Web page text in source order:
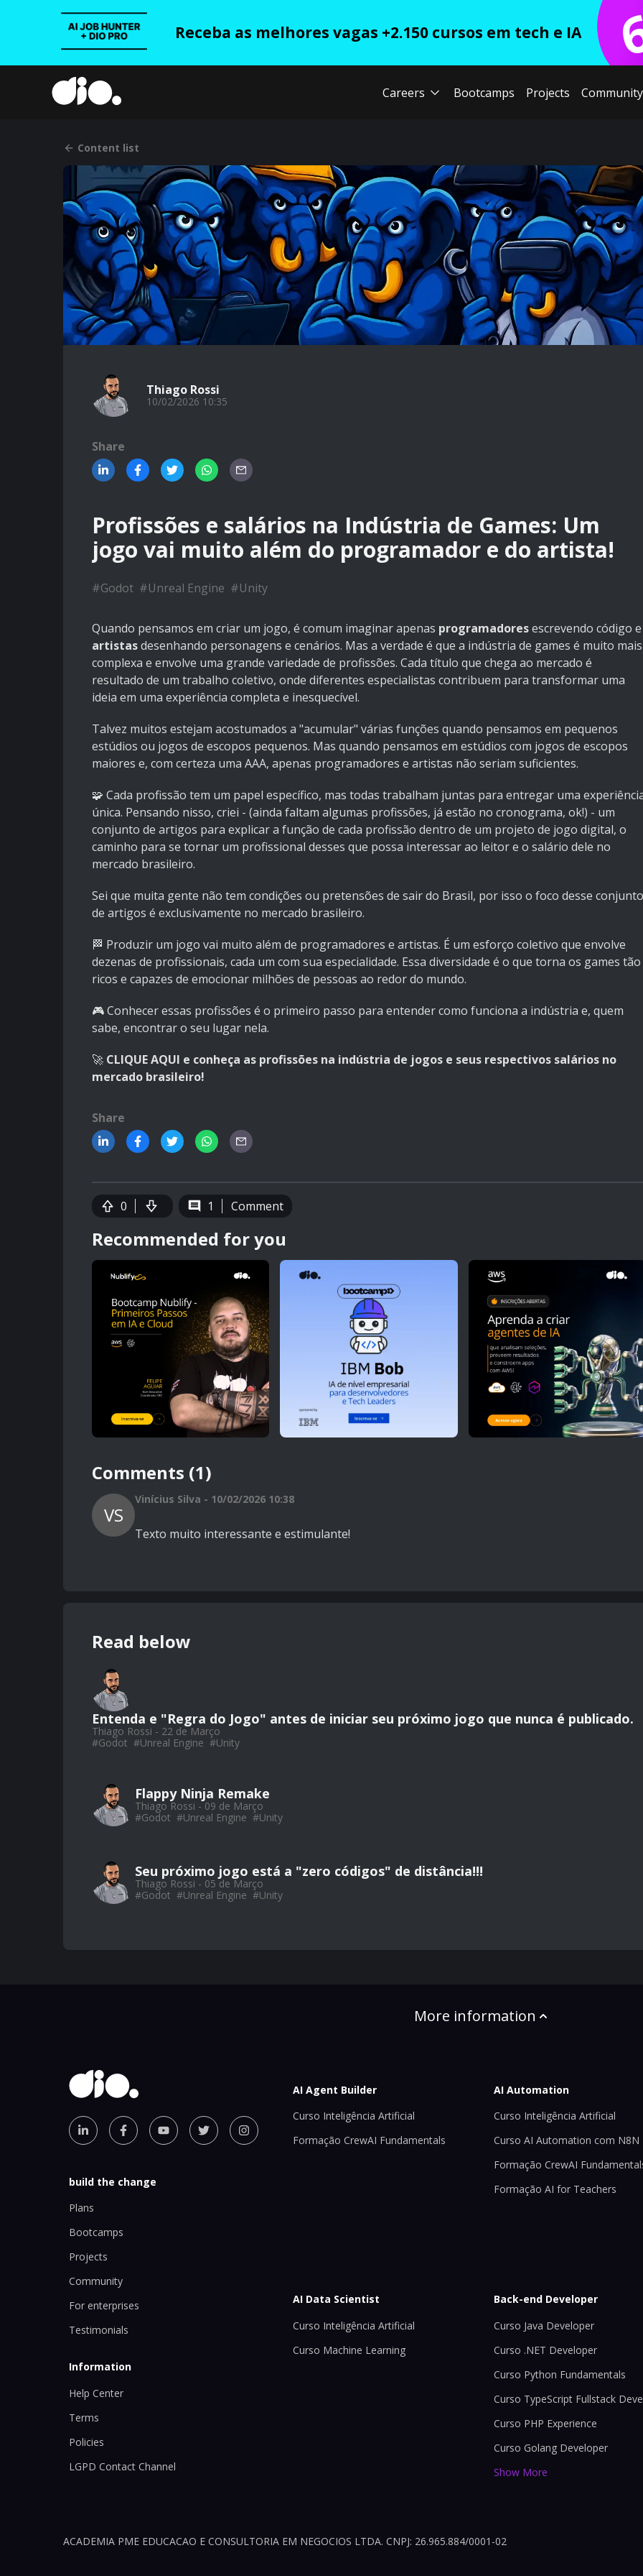
Receba as melhores vagas +2.150 cursos em tech e IA
Careers Bootcamps Projects Community
Content list
Thiago Rossi
10/02/2026 10:35
Share
Profissões e salários na Indústria de Games: Um
jogo vai muito além do programador e do artista!
#Godot #Unreal Engine #Unity
Quando pensamos em criar um jogo, é comum imaginar apenas programadoresescrevendo código e
artistasdesenhando personagens e cenários. Mas a verdade é que a indústria de games é muito mais
complexa e envolve uma grande variedade de profissões. Cada título que chega ao mercado é
resultado de um trabalho coletivo, onde diferentes especialistas contribuem para transformar uma
ideia em uma experiência completa e inesquecível.
Talvez muitos estejam acostumados a "acumular" várias funções quando pensamos em pequenos
estúdios ou jogos de escopos pequenos. Mas quando pensamos em estúdios com jogos de escopos
maiores e, com certeza uma AAA, apenas programadores e artistas não seriam suficientes.
🧩 Cada profissão tem um papel específico, mas todas trabalham juntas para entregar uma
única. Pensando nisso, criei - (ainda faltam algumas profissões, já estão no cronograma, ok!) - um
conjunto de artigos para explicar a função de cada profissão dentro de um projeto de jogo digital, o
caminho para se tornar um profissional desses que possa interessar ao leitor e o salário dele no
mercado brasileiro.
Sei que muita gente não tem condições ou pretensões de sair do Brasil, por isso o foco desse conjunto
de artigos é exclusivamente no mercado brasileiro.
🏁 Produzir um jogo vai muito além de programadores e artistas. É um esforço coletivo que envolve
dezenas de profissionais, cada um com sua especialidade. Essa diversidade é o que torna os games tão
ricos e capazes de emocionar milhões de pessoas ao redor do mundo.
🎮 Conhecer essas profissões é o primeiro passo para entender como funciona a indústria e, quem
sabe, encontrar o seu lugar nela.
🚀 CLIQUE AQUI e conheça as profissões na indústria de jogos e seus respectivos salários no
mercado brasileiro!
Share
0 1 Comment
Recommended for you
Comments (1)
VS
Vinícius Silva - 10/02/2026 10:38
Texto muito interessante e estimulante!
Read below
Entenda e "Regra do Jogo" antes de iniciar seu próximo jogo que nunca é publicado.
Thiago Rossi - 22 de Março
#Godot #Unreal Engine #Unity
Flappy Ninja Remake
Thiago Rossi - 09 de Março
#Godot #Unreal Engine #Unity
Seu próximo jogo está a "zero códigos" de distância!!!
Thiago Rossi - 05 de Março
#Godot #Unreal Engine #Unity
More information
build the change
Plans
Bootcamps
Projects
Community
For enterprises
Testimonials
Information
Help Center
Terms
Policies
LGPD Contact Channel
AI Agent Builder
Curso Inteligência Artificial
Formação CrewAI Fundamentals
AI Automation
Curso Inteligência Artificial
Curso AI Automation com N8N
Formação CrewAI
Formação AI for Teachers
AI Data Scientist
Curso Inteligência Artificial
Curso Machine Learning
Back-end Developer
Curso Java Developer
Curso .NET Developer
Curso Python Fundamentals
Curso TypeScript Fullstack
Curso PHP Experience
Curso Golang Developer
Show More
ACADEMIA PME EDUCACAO E CONSULTORIA EM NEGOCIOS LTDA. CNPJ: 26.965.884/0001-02